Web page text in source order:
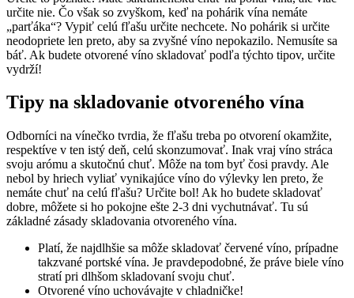
určite nie. Čo však so zvyškom, keď na pohárik vína nemáte
„parťáka“? Vypiť celú fľašu určite nechcete. No pohárik si určite
neodopriete len preto, aby sa zvyšné víno nepokazilo. Nemusíte sa
báť. Ak budete otvorené víno skladovať podľa týchto tipov, určite
vydrží!
Tipy na skladovanie otvoreného vína
Odborníci na vínečko tvrdia, že fľašu treba po otvorení okamžite,
respektíve v ten istý deň, celú skonzumovať. Inak vraj víno stráca
svoju arómu a skutočnú chuť. Môže na tom byť čosi pravdy. Ale
nebol by hriech vyliať vynikajúce víno do výlevky len preto, že
nemáte chuť na celú fľašu? Určite bol! Ak ho budete skladovať
dobre, môžete si ho pokojne ešte 2-3 dni vychutnávať. Tu sú
základné zásady skladovania otvoreného vína.
Platí, že najdlhšie sa môže skladovať červené víno, prípadne
takzvané portské vína. Je pravdepodobné, že práve biele víno
stratí pri dlhšom skladovaní svoju chuť.
Otvorené víno uchovávajte v chladničke!